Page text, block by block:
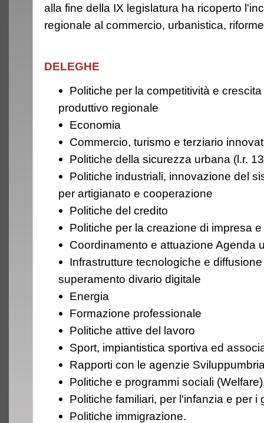
alla fine della IX legislatura ha ricoperto
regionale al commercio, urbanistica,
DELEGHE
Politiche per la competitività e
produttivo regionale
Economia
Commercio, turismo e terziario
Politiche della sicurezza urbana (l.r.
Politiche industriali, innovazione del
per artigianato e cooperazione
Politiche del credito
Politiche per la creazione di impresa
Coordinamento e attuazione Agenda
Infrastrutture tecnologiche e
superamento divario digitale
Energia
Formazione professionale
Politiche attive del lavoro
Sport, impiantistica sportiva ed
Rapporti con le agenzie
Politiche e programmi sociali
Politiche familiari, per l'infanzia e per i
Politiche immigrazione.